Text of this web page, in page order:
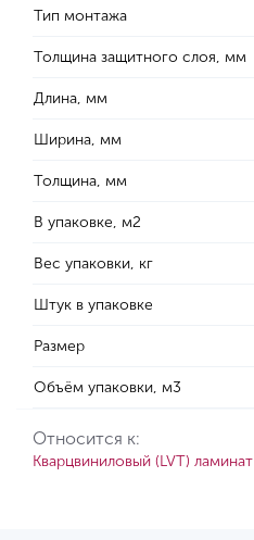
Тип монтажа
Толщина защитного слоя, мм
Длина, мм
Ширина, мм
Толщина, мм
В упаковке, м2
Вес упаковки, кг
Штук в упаковке
Размер
Объём упаковки, м3
Относится к:
Кварцвиниловый (LVT) ламинат